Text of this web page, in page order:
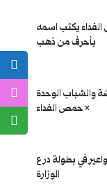
يكتب اسمه
بأحرف من ذهب
والشباب الوحدة
× حمص الفداء
في بطولة درع
الوزارة